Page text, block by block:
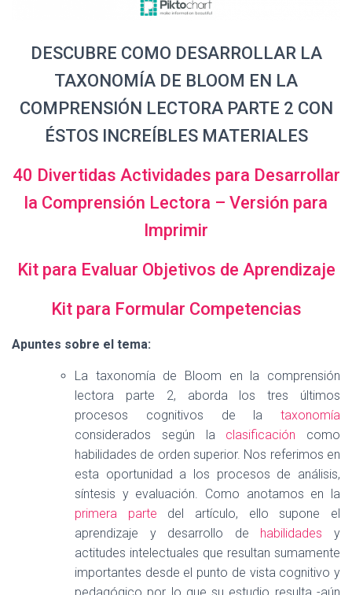
DESCUBRE COMO DESARROLLAR LA
TAXONOMÍA DE BLOOM EN LA
COMPRENSIÓN LECTORA PARTE 2 CON
ÉSTOS INCREÍBLES MATERIALES
40 Divertidas Actividades para Desarrollar
la Comprensión Lectora – Versión para
Imprimir
Kit para Evaluar Objetivos de Aprendizaje
Kit para Formular Competencias
Apuntes sobre el tema:
La taxonomía de Bloom en la comprensión
lectora parte 2, aborda los tres últimos
procesos cognitivos de la taxonomía
considerados según la clasificación como
habilidades de orden superior. Nos referimos en
esta oportunidad a los procesos de análisis,
síntesis y evaluación. Como anotamos en la
primera parte del artículo, ello supone el
aprendizaje y desarrollo de habilidades y
actitudes intelectuales que resultan sumamente
importantes desde el punto de vista cognitivo y